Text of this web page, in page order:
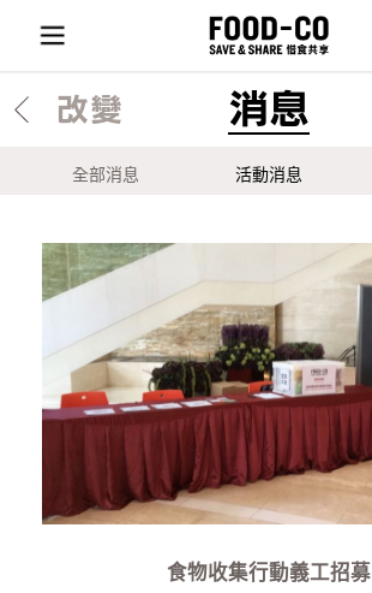
改變 消息
全部消息 活動消息
食物收集行動義工招募